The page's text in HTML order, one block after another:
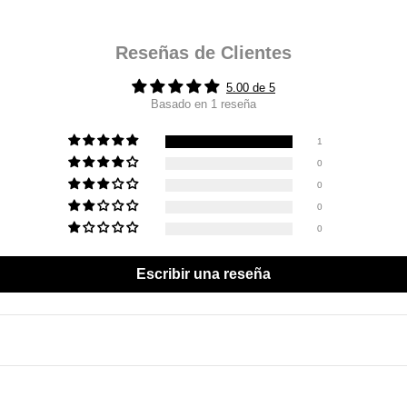
Reseñas de Clientes
5.00 de 5
Basado en 1 reseña
1
0
0
0
0
Escribir una reseña